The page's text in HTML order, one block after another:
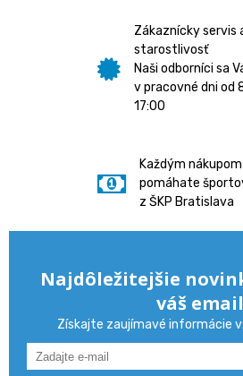
Zákaznícky servis
starostlivosť
Naši odborníci sa
v pracovné dni od
17:00
Každým nákupom
pomáhate
z ŠKP Bratislava
Najdôležitejšie
váš email
Získajte zaujímavé informácie